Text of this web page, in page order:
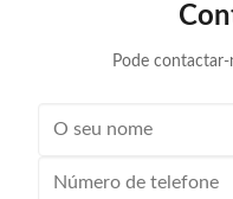
ultrasonic cleaning
Pode